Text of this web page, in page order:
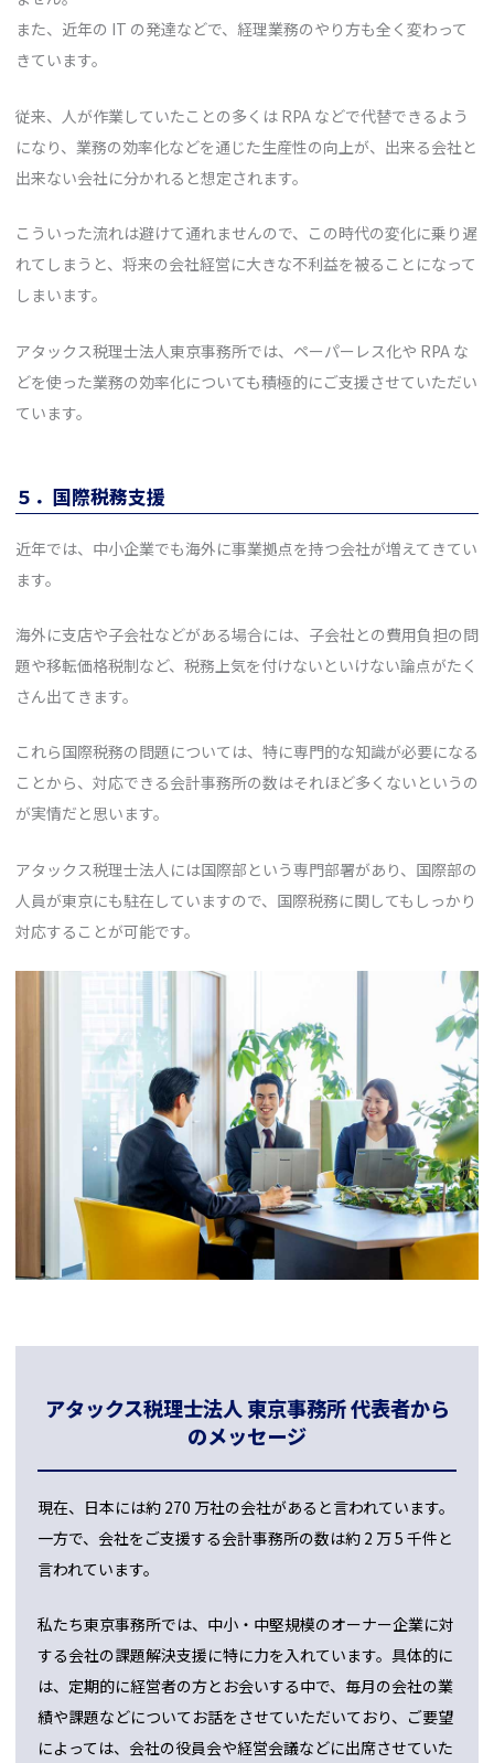
また、近年の IT の発達などで、経理業務のやり方も全く変わって
きています。
従来、人が作業していたことの多くは RPA などで代替できるよう
になり、業務の効率化などを通じた生産性の向上が、出来る会社と
出来ない会社に分かれると想定されます。
こういった流れは避けて通れませんので、この時代の変化に乗り遅
れてしまうと、将来の会社経営に大きな不利益を被ることになって
しまいます。
アタックス税理士法人東京事務所では、ペーパーレス化や RPA な
どを使った業務の効率化についても積極的にご支援させていただい
ています。
５． 国際税務支援
近年では、中小企業でも海外に事業拠点を持つ会社が増えてきてい
ます。
海外に支店や子会社などがある場合には、子会社との費用負担の問
題や移転価格税制など、税務上気を付けないといけない論点がたく
さん出てきます。
これら国際税務の問題については、特に専門的な知識が必要になる
ことから、対応できる会計事務所の数はそれほど多くないというの
が実情だと思います。
アタックス税理士法人には国際部という専門部署があり、国際部の
人員が東京にも駐在していますので、国際税務に関してもしっかり
対応することが可能です。
アタックス税理士法人 東京事務所 代表者から
のメッセージ
現在、日本には約 270 万社の会社があると言われています。
一方で、会社をご支援する会計事務所の数は約 2 万 5 千件と
言われています。
私たち東京事務所では、中小・中堅規模のオーナー企業に対
する会社の課題解決支援に特に力を入れています。具体的に
は、定期的に経営者の方とお会いする中で、毎月の会社の業
績や課題などについてお話をさせていただいており、ご要望
によっては、会社の役員会や経営会議などに出席させていた